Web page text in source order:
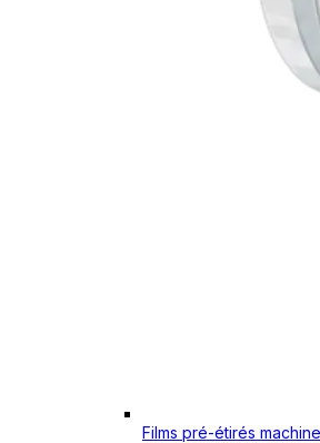
Films pré-étirés machine